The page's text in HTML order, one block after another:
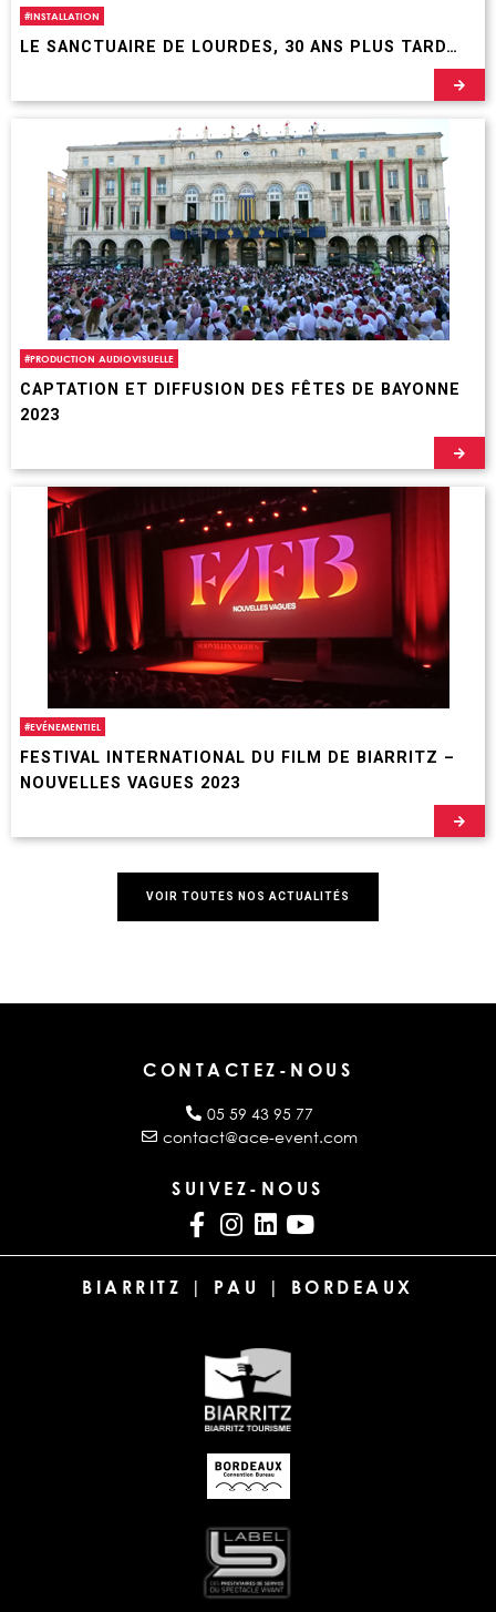
#INSTALLATION
LE SANCTUAIRE DE LOURDES, 30 ANS PLUS TARD…
#PRODUCTION AUDIOVISUELLE
CAPTATION ET DIFFUSION DES FÊTES DE BAYONNE
2023
#EVÉNEMENTIEL
FESTIVAL INTERNATIONAL DU FILM DE BIARRITZ –
NOUVELLES VAGUES 2023
VOIR TOUTES NOS ACTUALITÉS
CONTACTEZ-NOUS
05 59 43 95 77
contact@ace-event.com
SUIVEZ-NOUS
BIARRITZ | PAU | BORDEAUX